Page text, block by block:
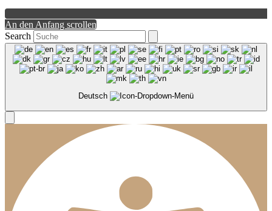
An den Anfang scrollen
Search
Deutsch